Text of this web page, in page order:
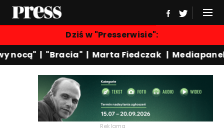
Dziś w "Presserwisie":
nocą"|"Bracia"| Marta Fiedczak|Mediapanel|
Reklama